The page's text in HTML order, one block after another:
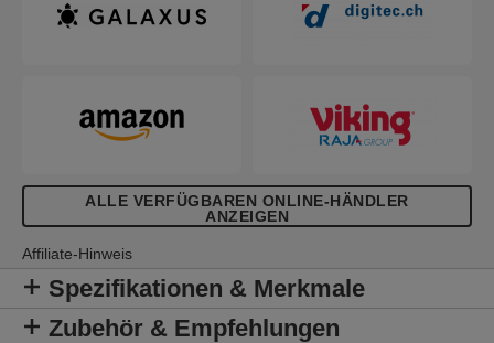
ALLE VERFÜGBAREN ONLINE-HÄNDLER
ANZEIGEN
Affiliate-Hinweis
Spezifikationen & Merkmale
Zubehör & Empfehlungen